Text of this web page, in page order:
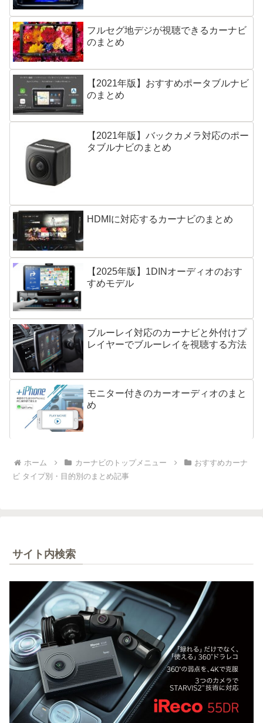
フルセグ地デジが視聴できるカーナビ
のまとめ
【2021年版】おすすめポータブルナビ
のまとめ
【2021年版】バックカメラ対応のポー
タブルナビのまとめ
HDMIに対応するカーナビのまとめ
【2025年版】1DINオーディオのおす
すめモデル
ブルーレイ対応のカーナビと外付けプ
レイヤーでブルーレイを視聴する方法
モニター付きのカーオーディオのまと
め
ホーム カーナビのトップメニュー
おすすめカーナ
ビ タイプ別・目的別のまとめ記事
サイト内検索